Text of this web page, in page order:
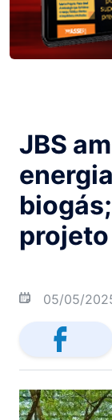
JBS
05/05/